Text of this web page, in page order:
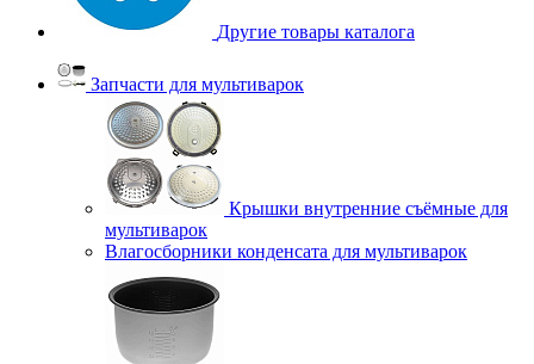
Другие товары каталога
Запчасти для мультиварок
Крышки внутренние съёмные для
мультиварок
Влагосборники конденсата для мультиварок